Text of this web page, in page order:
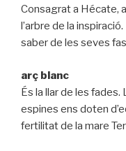
Consagrat a Hécate,
l’arbre de la
saber de les seves
arç blanc
És la llar de les
espines ens doten
fertilitat de la mare